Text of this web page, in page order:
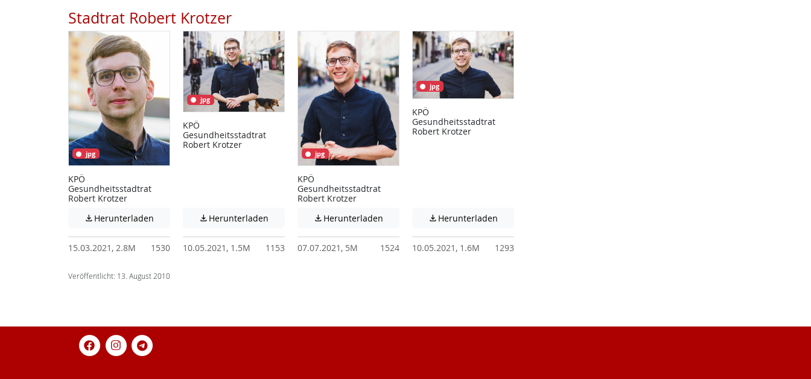
Stadtrat Robert Krotzer
jpg
KPÖ
Gesundheitsstadtrat
Robert Krotzer
 Herunterladen Achtung: Diese Datei enthält unter Umständen nicht barrierefreie Inhalte!
15.03.2021, 2.8M 1530
jpg
KPÖ
Gesundheitsstadtrat
Robert Krotzer
 Herunterladen Achtung: Diese Datei enthält unter Umständen nicht barrierefreie Inhalte!
10.05.2021, 1.5M 1153
jpg
KPÖ
Gesundheitsstadtrat
Robert Krotzer
 Herunterladen Achtung: Diese Datei enthält unter Umständen nicht barrierefreie Inhalte!
07.07.2021, 5M 1524
jpg
KPÖ
Gesundheitsstadtrat
Robert Krotzer
 Herunterladen
10.05.2021, 1.6M 1293
Veröffentlicht: 13. August 2010